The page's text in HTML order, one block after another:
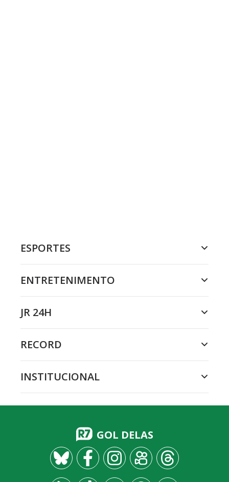
ESPORTES
ENTRETENIMENTO
JR 24H
RECORD
INSTITUCIONAL
GOL DELAS